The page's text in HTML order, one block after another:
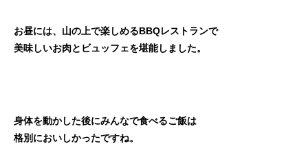
お昼には、山の上で楽しめるBBQレストランで
美味しいお肉とビュッフェを堪能しました。
身体を動かした後にみんなで食べるご飯は
格別においしかったですね。